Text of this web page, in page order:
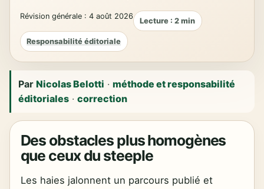
Révision générale : 4 août 2026 Lecture : 2 min
Responsabilité éditoriale
ParNicolas Belotti ·méthode et responsabilité
éditoriales ·correction
Des obstacles plus homogènes
que ceux du steeple
Les haies jalonnent un parcours publié et